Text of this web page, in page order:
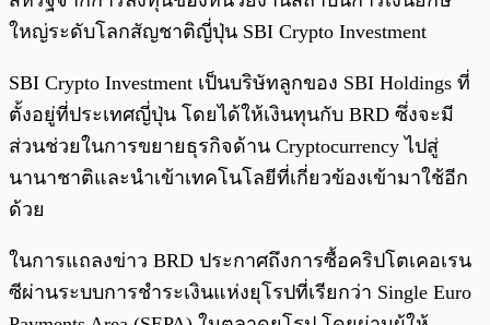
ใหญ่ระดับโลกสัญชาติญี่ปุ่น SBI Crypto Investment
SBI Crypto Investment เป็นบริษัทลูกของ SBI Holdings ที่
ตั้งอยู่ที่ประเทศญี่ปุ่น โดยได้ให้เงินทุนกับ BRD ซึ่งจะมี
ส่วนช่วยในการขยายธุรกิจด้าน Cryptocurrency ไปสู่
นานาชาติและนำเข้าเทคโนโลยีที่เกี่ยวข้องเข้ามาใช้อีก
ด้วย
ในการแถลงข่าว BRD ประกาศถึงการซื้อคริปโตเคอเรน
ซีผ่านระบบการชำระเงินแห่งยุโรปที่เรียกว่า Single Euro